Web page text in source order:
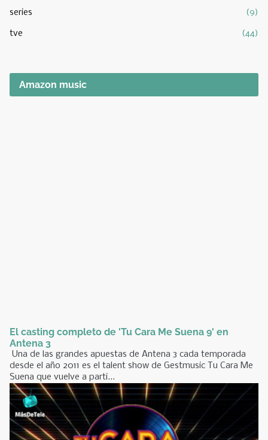
series (9)
tve (44)
Amazon music
El casting completo de 'Tu Cara Me Suena 9' en
Antena 3
Una de las grandes apuestas de Antena 3 cada temporada
desde el año 2011 es el talent show de Gestmusic Tu Cara Me
Suena que vuelve a parti...